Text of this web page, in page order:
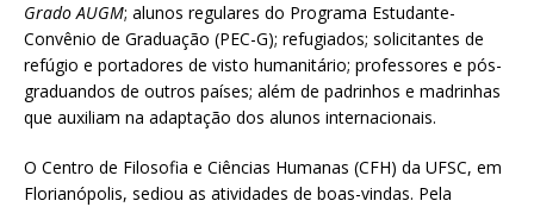
Grado AUGM; alunos regulares do Programa Estudante-
Convênio de Graduação (PEC-G); refugiados; solicitantes de
refúgio e portadores de visto humanitário; professores e pós-
graduandos de outros países; além de padrinhos e madrinhas
que auxiliam na adaptação dos alunos internacionais.
O Centro de Filosofia e Ciências Humanas (CFH) da UFSC, em
Florianópolis, sediou as atividades de boas-vindas. Pela